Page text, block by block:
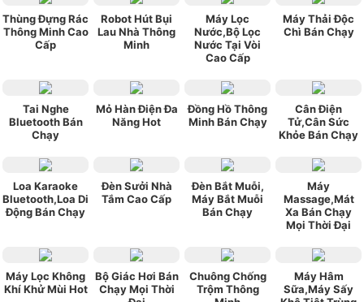
Thùng Đựng Rác
Thông Minh Cao
Cấp
Robot Hút Bụi
Lau Nhà Thông
Minh
Máy Lọc
Nước,Bộ Lọc
Nước Tại Vòi
Cao Cấp
Máy Thải Độc
Chì Bán Chạy
Tai Nghe
Bluetooth Bán
Chạy
Mỏ Hàn Điện Đa
Năng Hot
Đồng Hồ Thông
Minh Bán Chạy
Cân Điện
Tử,Cân Sức
Khỏe Bán Chạy
Loa Karaoke
Bluetooth,Loa Di
Động Bán Chạy
Đèn Sưởi Nhà
Tắm Cao Cấp
Đèn Bắt Muỗi,
Máy Bắt Muỗi
Bán Chạy
Máy
Massage,Mát
Xa Bán Chạy
Mọi Thời Đại
Máy Lọc Không
Khí Khử Mùi Hot
Bộ Giác Hơi Bán
Chạy Mọi Thời
Chuông Chống
Trộm Thông
Máy Hâm
Sữa,Máy Sấy